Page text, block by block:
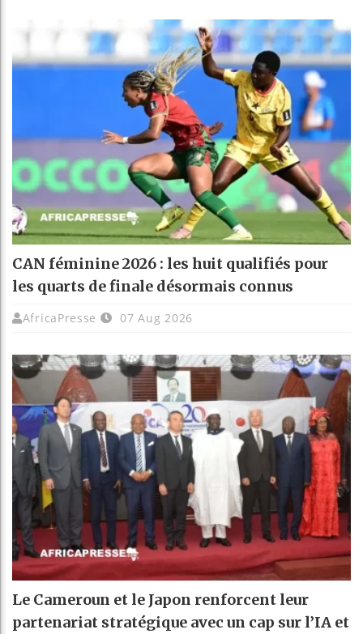
CAN féminine 2026 : les huit qualifiés pour
les quarts de finale désormais connus
AfricaPresse 07 Aug 2026
Le Cameroun et le Japon renforcent leur
partenariat stratégique avec un cap sur l’IA et